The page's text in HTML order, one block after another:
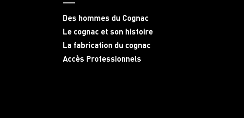
Des hommes du Cognac
Le cognac et son histoire
La fabrication du cognac
Accès Professionnels